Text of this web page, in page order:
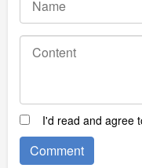
I'd read and agree